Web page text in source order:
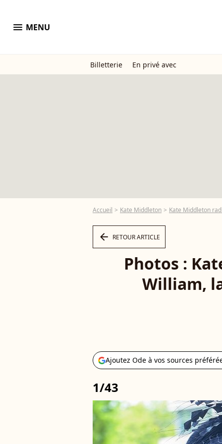
menu MENU
Billetterie En privé avec
Accueil Kate Middleton Kate Middleton
arrow_left RETOUR ARTICLE
Photos :
William,
Ajoutez Ode à vos sources
1/43